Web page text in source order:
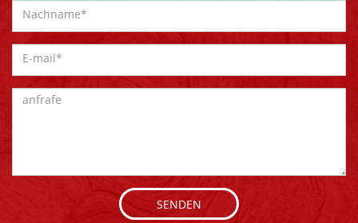
SENDEN